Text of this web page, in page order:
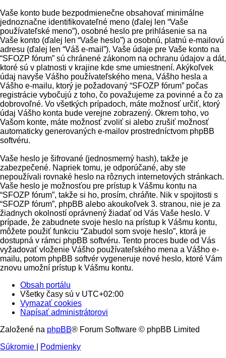
Vaše konto bude bezpodmienečne obsahovať minimálne
jednoznačne identifikovateľné meno (ďalej len “Vaše
používateľské meno”), osobné heslo pre prihlásenie sa na
Vaše konto (ďalej len “Vaše heslo”) a osobnú, platnú e-mailovú
adresu (ďalej len “Váš e-mail”). Vaše údaje pre Vaše konto na
“SFOZP fórum” sú chránené zákonom na ochranu údajov a dát,
ktoré sú v platnosti v krajine kde sme umiestnení. Akýkoľvek
údaj navyše Vášho používateľského mena, Vášho hesla a
Vášho e-mailu, ktorý je požadovaný “SFOZP fórum” počas
registrácie vybočujú z toho, čo považujeme za povinné a čo za
dobrovoľné. Vo všetkých prípadoch, máte možnosť určiť, ktorý
údaj Vášho konta bude verejne zobrazený. Okrem toho, vo
Vašom konte, máte možnosť zvoliť si alebo zrušiť možnosť
automaticky generovaných e-mailov prostredníctvom phpBB
softvéru.
Vaše heslo je šifrované (jednosmerný hash), takže je
zabezpečené. Napriek tomu, je odporúčané, aby ste
nepoužívali rovnaké heslo na rôznych internetových stránkach.
Vaše heslo je možnosťou pre prístup k Vášmu kontu na
“SFOZP fórum”, takže si ho, prosím, chráňte. Nik v spojitosti s
“SFOZP fórum”, phpBB alebo akoukoľvek 3. stranou, nie je za
žiadnych okolností oprávnený žiadať od Vás Vaše heslo. V
prípade, že zabudnete svoje heslo na prístup k Vášmu kontu,
môžete použiť funkciu “Zabudol som svoje heslo”, ktorá je
dostupná v rámci phpBB softvéru. Tento proces bude od Vás
vyžadovať vloženie Vášho používateľského mena a Vášho e-
mailu, potom phpBB softvér vygeneruje nové heslo, ktoré Vám
znovu umožní prístup k Vášmu kontu.
Obsah portálu
Všetky časy sú v UTC+02:00
Vymazať cookies
Napísať administrátorovi
Založené na phpBB® Forum Software © phpBB Limited
Súkromie
Podmienky